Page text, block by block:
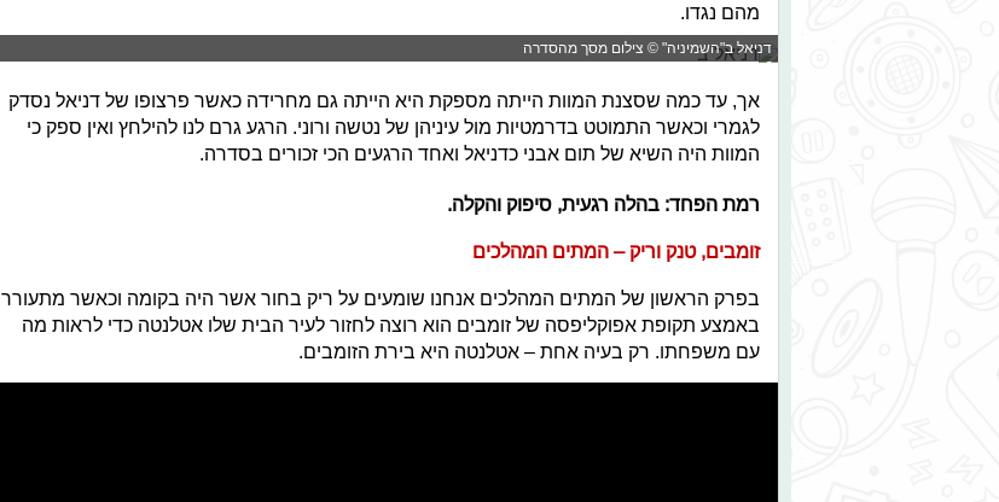
מהם נגדו.
דניאל ב"השמיניה" © צילום מסך מהסדרה
אך, עד כמה שסצנת המוות הייתה מספקת היא הייתה גם מחרידה כאשר פרצופו של דניאל נסדק
לגמרי וכאשר התמוטט בדרמטיות מול עיניהן של נטשה ורוני. הרגע גרם לנו להילחץ ואין ספק כי
המוות היה השיא של תום אבני כדניאל ואחד הרגעים הכי זכורים בסדרה.
רמת הפחד: בהלה רגעית, סיפוק והקלה.
זומבים, טנק וריק – המתים המהלכים
בפרק הראשון של המתים המהלכים אנחנו שומעים על ריק בחור אשר היה בקומה וכאשר מתעורר
באמצע תקופת אפוקליפסה של זומבים הוא רוצה לחזור לעיר הבית שלו אטלנטה כדי לראות מה
עם משפחתו. רק בעיה אחת – אטלנטה היא בירת הזומבים.